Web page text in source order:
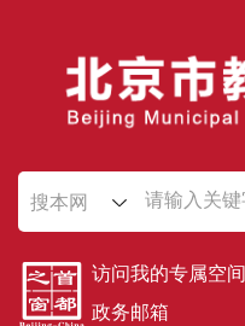
搜本网
访问我的专属空间
政务邮箱